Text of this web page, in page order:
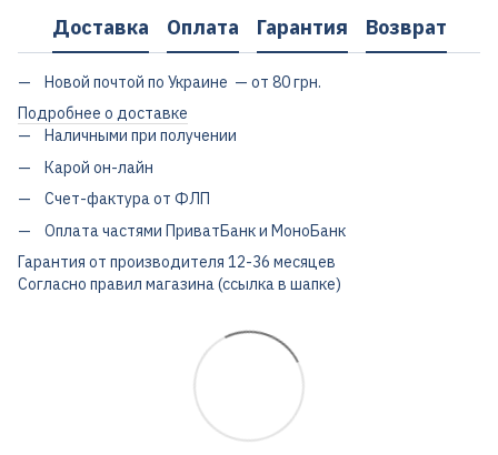
Доставка Оплата Гарантия Возврат
Новой почтой по Украине — от 80 грн.
Подробнее о доставке
Наличными при получении
Карой он-лайн
Счет-фактура от ФЛП
Оплата частями ПриватБанк и МоноБанк
Гарантия от производителя 12-36 месяцев
Согласно правил магазина (ссылка в шапке)